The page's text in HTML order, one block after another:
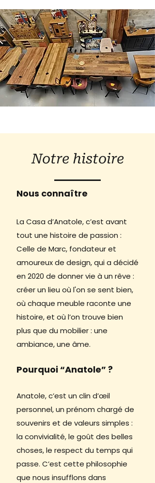
Notre histoire
Nous connaître
La Casa d’Anatole, c’est avant
tout une histoire de passion :
Celle de Marc, fondateur et
amoureux de design, qui a décidé
en 2020 de donner vie à un rêve :
créer un lieu où l'on se sent bien,
où chaque meuble raconte une
histoire, et où l’on trouve bien
plus que du mobilier : une
ambiance, une âme.
Pourquoi “Anatole” ?
Anatole, c’est un clin d’œil
personnel, un prénom chargé de
souvenirs et de valeurs simples :
la convivialité, le goût des belles
choses, le respect du temps qui
passe. C’est cette philosophie
que nous insufflons dans